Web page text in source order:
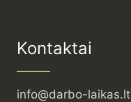
Kontaktai
info@darbo-laikas.lt